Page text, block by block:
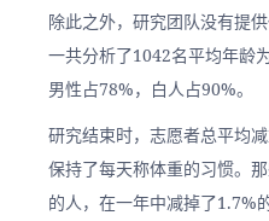
除此之外，研究团队没有提
一共分析了1042名平均年龄
男性占78%，白人占90%。
研究结束时，志愿者总平均
保持了每天称体重的习惯。
的人，在一年中减掉了1.7%